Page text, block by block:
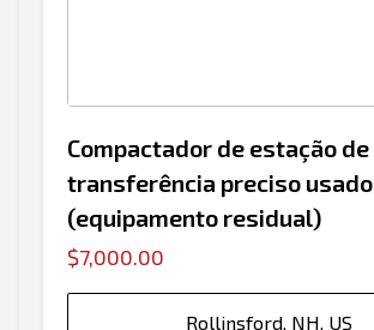
Compactador de estação de
transferência preciso usado
(equipamento residual)
$7,000.00
Rollinsford, NH, US